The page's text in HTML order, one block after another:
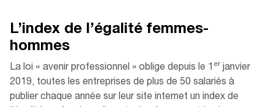
L’index de l’égalité femmes-
hommes
La loi « avenir professionnel » oblige depuis le 1 er janvier
2019, toutes les entreprises de plus de 50 salariés à
publier chaque année sur leur site internet un index de